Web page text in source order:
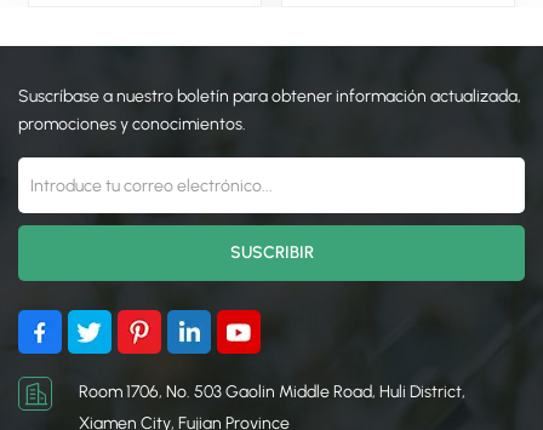
los sistemas de montaje de
específicamente para
asegurar rieles solares a los
los sistemas de montaje de
específicamente para
Suscríbase a nuestro boletín para obtener información actualizada,
promociones y conocimientos.
Room 1706, No. 503 Gaolin Middle Road, Huli District,
Xiamen City, Fujian Province